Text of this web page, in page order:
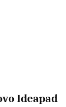
Ideapad